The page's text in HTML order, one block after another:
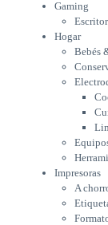
A
Tinta
Gaming
Hogar
Bebés
Impresoras
A